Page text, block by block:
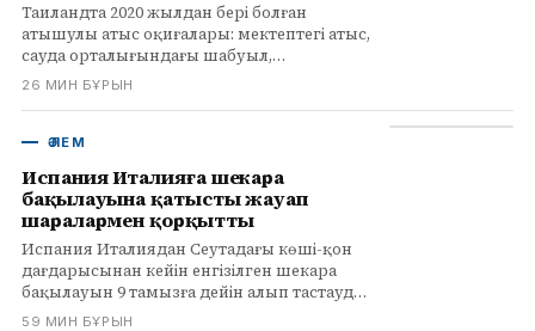
Таиландта 2020 жылдан бері болған
атышулы атыс оқиғалары: мектептегі атыс,
сауда орталығындағы шабуыл,
балабақшадағы қырғын. Елдегі қарулы
26 МИН БҰРЫН
ӘЛЕМ
Испания Италияға шекара
бақылауына қатысты жауап
шаралармен қорқытты
Испания Италиядан Сеутадағы көші-қон
дағдарысынан кейін енгізілген шекара
бақылауын 9 тамызға дейін алып тастауды
талап етіп, жауап шаралармен қорқытты.
59 МИН БҰРЫН